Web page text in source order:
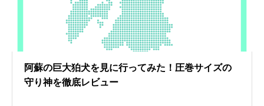
阿蘇の巨大狛犬を見に行ってみた！圧巻サイズの
守り神を徹底レビュー